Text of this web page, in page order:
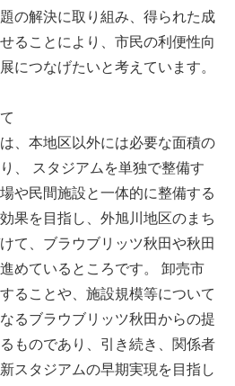
の解決に取り組み、得られた成
ることにより、市民の利便性向
につなげたいと考えています。
、本地区以外には必要な面積の
、 スタジアムを単独で整備す
や民間施設と一体的に整備する
果を目指し、外旭川地区のまち
て、ブラウブリッツ秋田や秋田
めているところです。 卸売市
ることや、施設規模等について
るブラウブリッツ秋田からの提
ものであり、引き続き、関係者
スタジアムの早期実現を目指し